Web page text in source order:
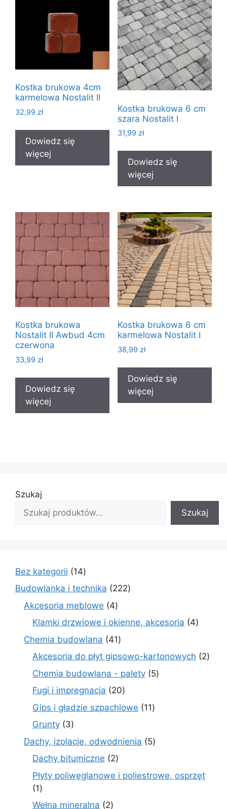
Kostka brukowa 4cm
karmelowa Nostalit II
32,99 zł
Dowiedz się
więcej
Kostka brukowa 6 cm
szara Nostalit I
31,99 zł
Dowiedz się
więcej
Kostka brukowa
Nostalit II Awbud 4cm
czerwona
33,99 zł
Dowiedz się
więcej
Kostka brukowa 6 cm
karmelowa Nostalit I
38,99 zł
Dowiedz się
więcej
Szukaj
Szukaj
Bez kategorii 1414
produktów
Budowlanka i technika 222222
Akcesoria meblowe 44
produkty
Klamki drzwiowe i okienne, akcesoria 44
Chemia budowlana 4141
produktów
Akcesoria do płyt gipsowo-kartonowych 22
Chemia budowlana - palety 55
Fugi i impregnacja 2020
produktów
Gips i gładzie szpachlowe 1111
Grunty 33
produkty
Dachy, izolacje, odwodnienia 55
Dachy bitumiczne 22
produkty
Płyty poliwęglanowe i poliestrowe, osprzęt
11
produkt
Wełna mineralna 22